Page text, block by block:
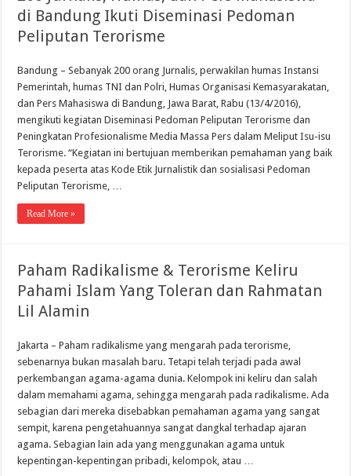
di Bandung Ikuti Diseminasi Pedoman
Peliputan Terorisme
Bandung – Sebanyak 200 orang Jurnalis, perwakilan humas Instansi
Pemerintah, humas TNI dan Polri, Humas Organisasi Kemasyarakatan,
dan Pers Mahasiswa di Bandung, Jawa Barat, Rabu (13/4/2016),
mengikuti kegiatan Diseminasi Pedoman Peliputan Terorisme dan
Peningkatan Profesionalisme Media Massa Pers dalam Meliput Isu-isu
Terorisme. “Kegiatan ini bertujuan memberikan pemahaman yang baik
kepada peserta atas Kode Etik Jurnalistik dan sosialisasi Pedoman
Peliputan Terorisme, …
Read More »
Paham Radikalisme & Terorisme Keliru
Pahami Islam Yang Toleran dan Rahmatan
Lil Alamin
Jakarta – Paham radikalisme yang mengarah pada terorisme,
sebenarnya bukan masalah baru. Tetapi telah terjadi pada awal
perkembangan agama-agama dunia. Kelompok ini keliru dan salah
dalam memahami agama, sehingga mengarah pada radikalisme. Ada
sebagian dari mereka disebabkan pemahaman agama yang sangat
sempit, karena pengetahuannya sangat dangkal terhadap ajaran
agama. Sebagian lain ada yang menggunakan agama untuk
kepentingan-kepentingan pribadi, kelompok, atau …